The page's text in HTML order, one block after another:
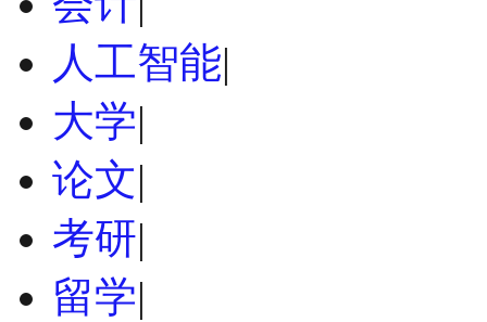
人工智能|
大学|
论文|
考研|
留学|